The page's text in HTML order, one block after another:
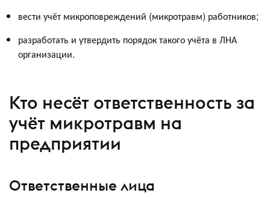
вести учёт микроповреждений (микротравм) работников;
разработать и утвердить порядок такого учёта в ЛНА
организации.
Кто несёт ответственность за
учёт микротравм на
предприятии
Ответственные лица